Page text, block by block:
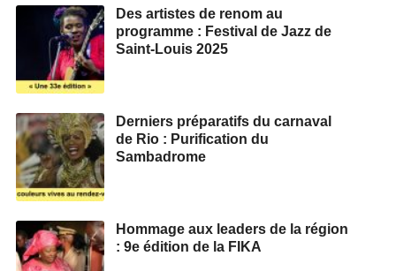
Des artistes de renom au
programme : Festival de Jazz de
Saint-Louis 2025
Derniers préparatifs du carnaval
de Rio : Purification du
Sambadrome
Hommage aux leaders de la région
: 9e édition de la FIKA